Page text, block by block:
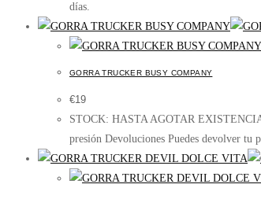
días.
GORRA TRUCKER BUSY COMPANY
€19
STOCK: HASTA AGOTAR
presión Devoluciones Puedes devolver tu